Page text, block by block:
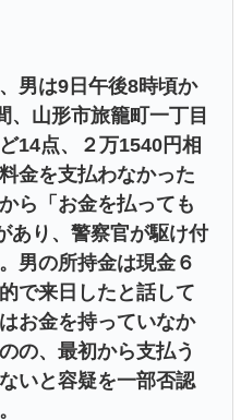
男は9日午後8時頃か
、山形市旅籠町一丁目
14点、２万1540円相
金を支払わなかった
ら「お金を払っても
あり、警察官が駆け付
男の所持金は現金６
で来日したと話して
お金を持っていなか
の、最初から支払う
いと容疑を一部否認